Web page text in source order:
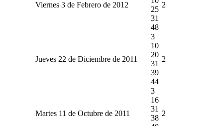
Viernes 3 de Febrero de 2012
25
31
48
2
Jueves 22 de Diciembre de 2011
3
10
20
31
39
44
2
Martes 11 de Octubre de 2011
3
16
31
38
2